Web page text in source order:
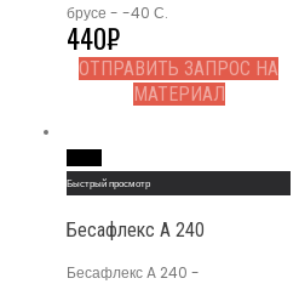
брусе - -40 С.
440₽
ОТПРАВИТЬ ЗАПРОС НА
МАТЕРИАЛ
Быстрый просмотр
Бесафлекс A 240
Бесафлекс A 240 -